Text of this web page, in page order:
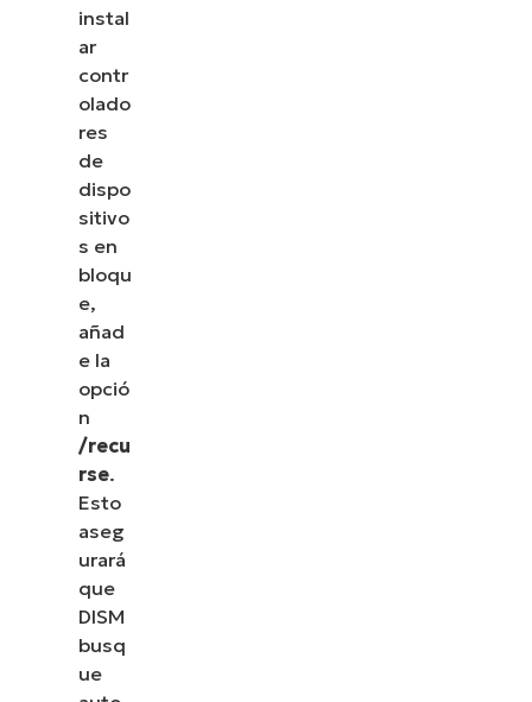
instal
ar
contr
olado
res
de
dispo
sitivo
s en
bloqu
e,
añad
e la
opció
n
/recu
rse.
Esto
aseg
urará
que
DISM
busq
ue